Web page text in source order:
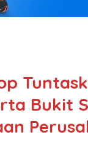
Bukit